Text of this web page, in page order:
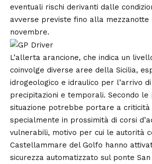
eventuali rischi derivanti dalle
avverse previste fino alla mezzanotte
novembre.
L’allerta arancione, che indica un
coinvolge diverse aree della Sicilia,
idrogeologico e idraulico per l’arrivo
precipitazioni e temporali. Secondo le
situazione potrebbe portare a criticità
specialmente in prossimità di corsi
vulnerabili, motivo per cui le autorità
Castellammare del Golfo hanno
sicurezza automatizzato sul ponte